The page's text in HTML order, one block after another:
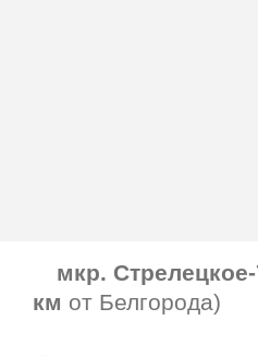
мкр.
км от Белгорода)